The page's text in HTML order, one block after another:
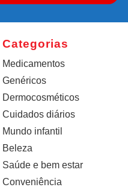
Categorias
Medicamentos
Genéricos
Dermocosméticos
Cuidados diários
Mundo infantil
Beleza
Saúde e bem estar
Conveniência